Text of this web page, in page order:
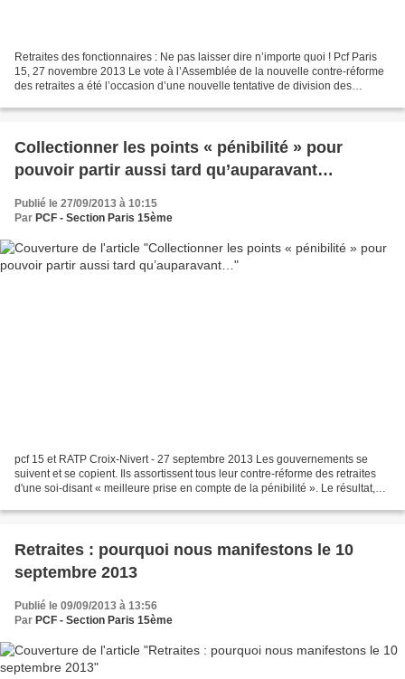
Retraites des fonctionnaires : Ne pas laisser dire n’importe quoi ! Pcf Paris
15, 27 novembre 2013 Le vote à l’Assemblée de la nouvelle contre-réforme
des retraites a été l’occasion d’une nouvelle tentative de division des
Collectionner les points « pénibilité » pour
pouvoir partir aussi tard qu’auparavant…
Publié le 27/09/2013 à 10:15
Par PCF - Section Paris 15ème
pcf 15 et RATP Croix-Nivert - 27 septembre 2013 Les gouvernements se
suivent et se copient. Ils assortissent tous leur contre-réforme des retraites
d'une soi-disant « meilleure prise en compte de la pénibilité ». Le résultat,
Retraites : pourquoi nous manifestons le 10
septembre 2013
Publié le 09/09/2013 à 13:56
Par PCF - Section Paris 15ème